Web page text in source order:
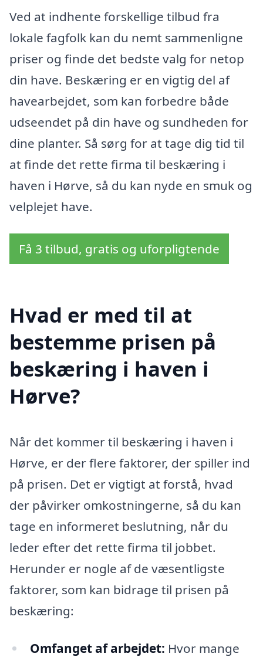
Ved at indhente forskellige tilbud fra
lokale fagfolk kan du nemt sammenligne
priser og finde det bedste valg for netop
din have. Beskæring er en vigtig del af
havearbejdet, som kan forbedre både
udseendet på din have og sundheden for
dine planter. Så sørg for at tage dig tid til
at finde det rette firma til beskæring i
haven i Hørve, så du kan nyde en smuk og
velplejet have.
Få 3 tilbud, gratis og uforpligtende
Hvad er med til at
bestemme prisen på
beskæring i haven i
Hørve?
Når det kommer til beskæring i haven i
Hørve, er der flere faktorer, der spiller ind
på prisen. Det er vigtigt at forstå, hvad
der påvirker omkostningerne, så du kan
tage en informeret beslutning, når du
leder efter det rette firma til jobbet.
Herunder er nogle af de væsentligste
faktorer, som kan bidrage til prisen på
beskæring:
Omfanget af arbejdet: Hvor mange